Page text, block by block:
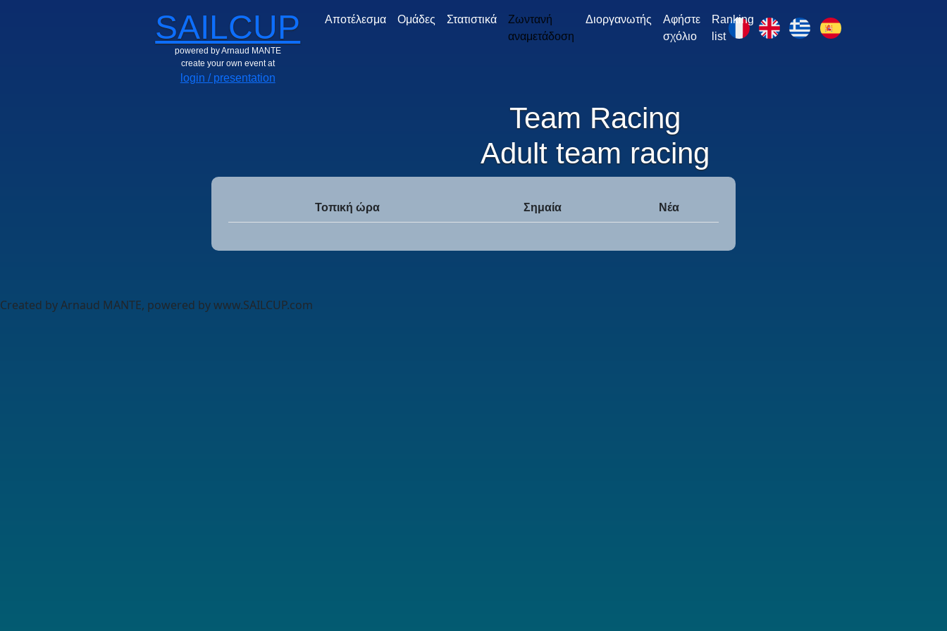
SAILCUP
powered by Arnaud MANTE
create your own event at
login / presentation
Αποτέλεσμα Ομάδες Στατιστικά
Ζωντανή
αναμετάδοση
Διοργανωτής
Αφήστε
σχόλιο
Ranking
list
Team Racing
Adult team racing
Τοπική ώρα Σημαία Νέα
Created by Arnaud MANTE, powered by www.SAILCUP.com